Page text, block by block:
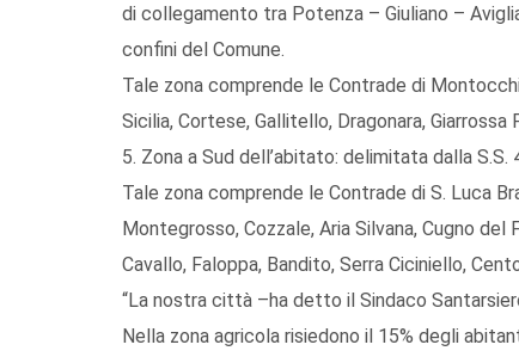
di collegamento tra Potenza – Giuliano –
confini del Comune.
Tale zona comprende le Contrade di
Sicilia, Cortese, Gallitello, Dragonara, Giarrossa
5. Zona a Sud dell’abitato: delimitata dalla
Tale zona comprende le Contrade di S. Luca
Montegrosso, Cozzale, Aria Silvana, Cugno del
Cavallo, Faloppa, Bandito, Serra Ciciniello,
“La nostra città –ha detto il Sindaco
Nella zona agricola risiedono il 15% degli